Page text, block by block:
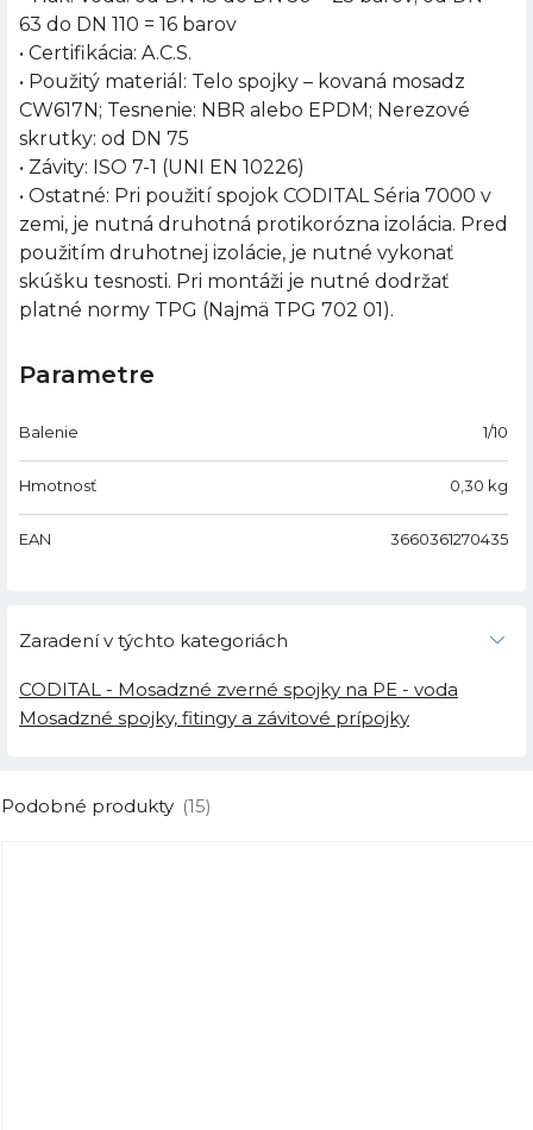
63 do DN 110 = 16 barov
• Certifikácia: A.C.S.
• Použitý materiál: Telo spojky – kovaná mosadz
CW617N; Tesnenie: NBR alebo EPDM; Nerezové
skrutky: od DN 75
• Závity: ISO 7-1 (UNI EN 10226)
• Ostatné: Pri použití spojok CODITAL Séria 7000 v
zemi, je nutná druhotná protikorózna izolácia. Pred
použitím druhotnej izolácie, je nutné vykonať
skúšku tesnosti. Pri montáži je nutné dodržať
platné normy TPG (Najmä TPG 702 01).
Parametre
Balenie 1/10
Hmotnosť 0,30 kg
EAN 3660361270435
Zaradení v týchto kategoriách
CODITAL - Mosadzné zverné spojky na PE - voda
Mosadzné spojky, fitingy a závitové prípojky
Podobné produkty (15)